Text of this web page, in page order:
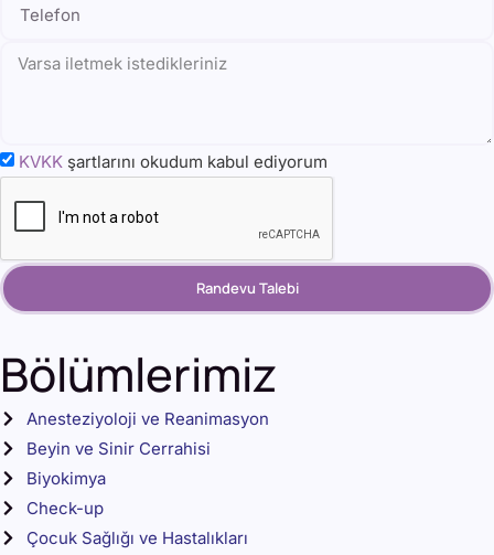
KVKK şartlarını okudum kabul ediyorum
Randevu Talebi
Bölümlerimiz
Anesteziyoloji ve Reanimasyon
Beyin ve Sinir Cerrahisi
Biyokimya
Check-up
Çocuk Sağlığı ve Hastalıkları